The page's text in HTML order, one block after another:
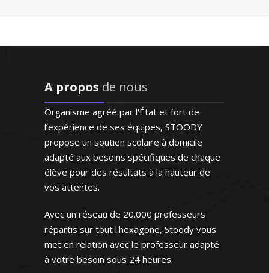
matière élargissant
l'horizon de ses objectifs;
Ainsi fait, il s’enthousiasme
de plus en plus pour les
maths et les résultats
suivent"
Monsieur D.Z (Bordeaux, élève
"Excellente professeur qui
s’applique énormément et
donne de très bons
résultats. Attentive,
sein de l’éducation nationale depuis
classes du lycée (de la première à la
terminale) que pour les étudiants du
supérieur (BTS, DUT et licence). Rendre
les mathématiques accessibles et
passionnantes est mon ambition
Monsieur O. Thomas – Professeur
de mathématiques - Marseille
Passionné par les nouvelles
A propos de nous
Organisme agréé par l'État et fort de
l’expérience de ses équipes, STOODY
propose un soutien scolaire à domicile
adapté aux besoins spécifiques de chaque
élève pour des résultats à la hauteur de
vos attentes.
Avec un réseau de 20.000 professeurs
répartis sur tout l'hexagone, Stoody vous
met en relation avec le professeur adapté
à votre besoin sous 24 heures.